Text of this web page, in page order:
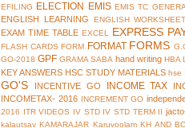
EFILING
ELECTION EMIS EMIS TC
ENGLISH LEARNING ENGLISH
EXAM TIME TABLE EXCEL EXPRESS
FLASH CARDS FORM FORMAT FORMS
GO-2018 GPF GRAMA SABA hand writing HBA
KEY ANSWERS HSC STUDY MATERIALS hse
GO'S
INCENTIVE GO INCOME TAX
INCOMETAX- 2016 INCREMENT GO
2016 ITR VIDEOS IV STD IV STD TERM II
kalautsav KAMARAJAR Karuvoolam KH AND